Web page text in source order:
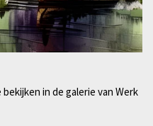
in de galerie van Werk